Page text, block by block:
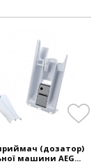
(дозатор)
машини AEG...